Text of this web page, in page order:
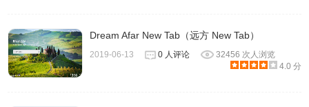
Dream Afar New Tab（远方 New Tab）
2019-06-13 0 人评论
32456 次人浏览
4.0 分